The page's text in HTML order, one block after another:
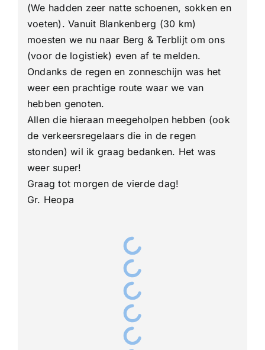
(We hadden zeer natte schoenen, sokken en
voeten). Vanuit Blankenberg (30 km)
moesten we nu naar Berg & Terblijt om ons
(voor de logistiek) even af te melden.
Ondanks de regen en zonneschijn was het
weer een prachtige route waar we van
hebben genoten.
Allen die hieraan meegeholpen hebben (ook
de verkeersregelaars die in de regen
stonden) wil ik graag bedanken. Het was
weer super!
Graag tot morgen de vierde dag!
Gr. Heopa